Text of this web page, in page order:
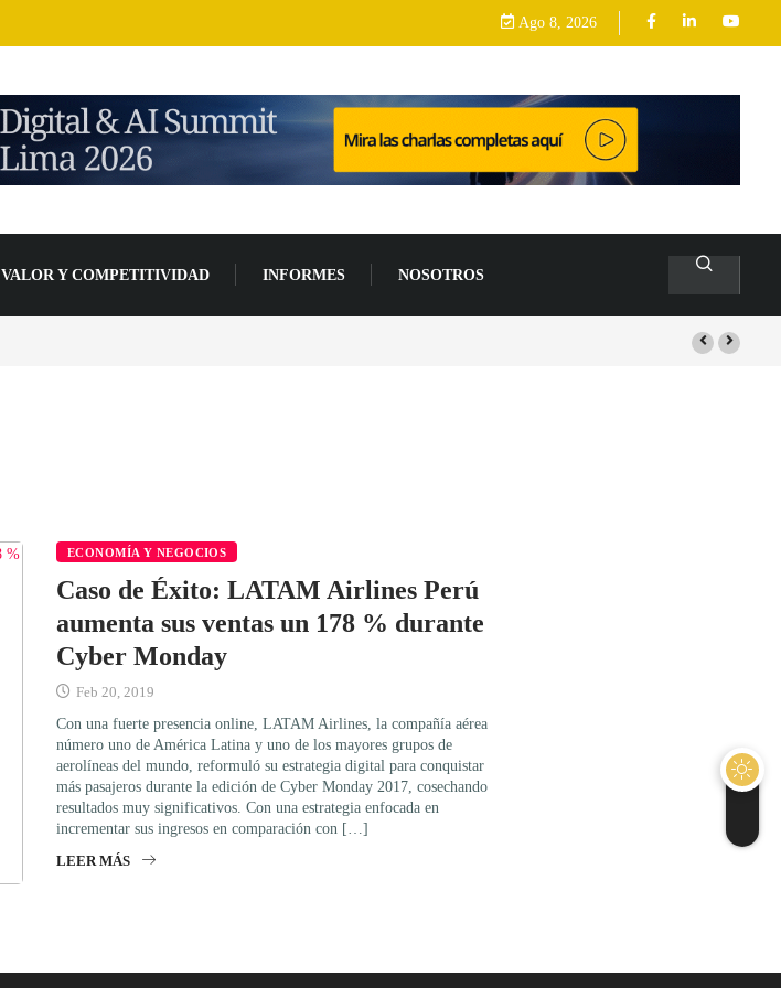
Ago 8, 2026
VALOR Y COMPETITIVIDAD INFORMES NOSOTROS
ECONOMÍA Y NEGOCIOS
Caso de Éxito: LATAM Airlines Perú
aumenta sus ventas un 178 % durante
Cyber Monday
Feb 20, 2019
Con una fuerte presencia online, LATAM Airlines, la compañía aérea
número uno de América Latina y uno de los mayores grupos de
aerolíneas del mundo, reformuló su estrategia digital para conquistar
más pasajeros durante la edición de Cyber Monday 2017, cosechando
resultados muy significativos. Con una estrategia enfocada en
incrementar sus ingresos en comparación con […]
LEER MÁS